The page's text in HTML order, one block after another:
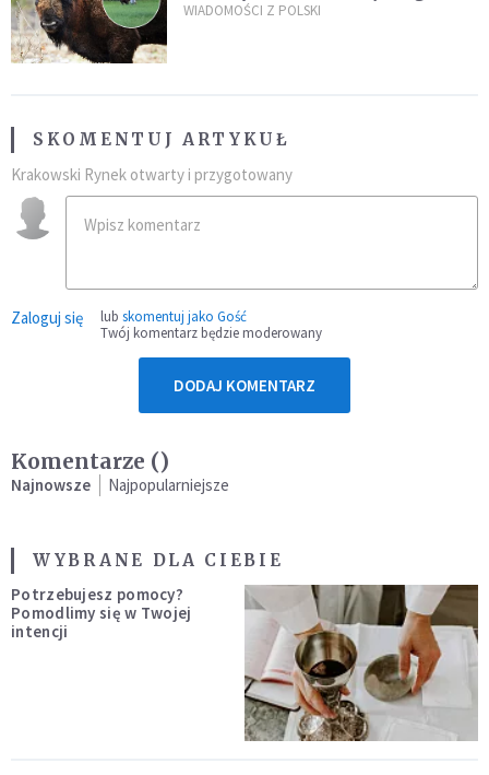
daje do myślenia
WIADOMOŚCI Z POLSKI
SKOMENTUJ ARTYKUŁ
Krakowski Rynek otwarty i przygotowany
Zaloguj się lub skomentuj jako Gość
Twój komentarz będzie moderowany
DODAJ KOMENTARZ
Komentarze ()
Najnowsze Najpopularniejsze
WYBRANE DLA CIEBIE
Potrzebujesz pomocy?
Pomodlimy się w Twojej
intencji